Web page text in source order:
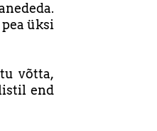
üksi
võtta,
end